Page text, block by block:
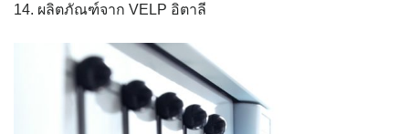
ผลิตภัณฑ์จาก VELP อิตาลี